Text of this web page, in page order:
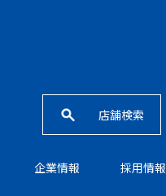
店舗検索
企業情報 採⽤情報